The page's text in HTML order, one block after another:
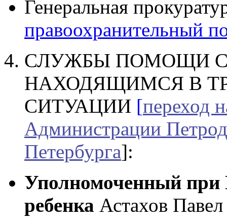
Генеральная
правоохранительный
СЛУЖБЫ ПОМОЩИ
НАХОДЯЩИМСЯ В
СИТУАЦИИ [переход
Администрации
Петербурга]:
Уполномоченный при
ребенка Астахов